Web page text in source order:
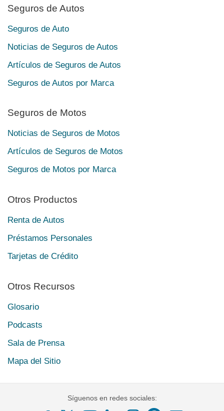
Seguros de Autos
Seguros de Auto
Noticias de Seguros de Autos
Artículos de Seguros de Autos
Seguros de Autos por Marca
Seguros de Motos
Noticias de Seguros de Motos
Artículos de Seguros de Motos
Seguros de Motos por Marca
Otros Productos
Renta de Autos
Préstamos Personales
Tarjetas de Crédito
Otros Recursos
Glosario
Podcasts
Sala de Prensa
Mapa del Sitio
Síguenos en redes sociales: